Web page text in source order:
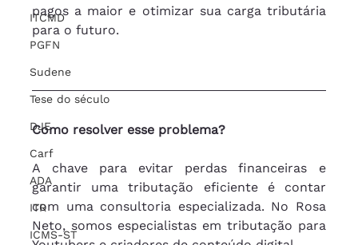
ITCMD
PGFN
Sudene
Tese do século
DJE
Carf
ADA
ITR
ICMS-ST
pagos a maior e otimizar sua carga tributária
para o futuro.
Como resolver esse problema?
A chave para evitar perdas financeiras e
garantir uma tributação eficiente é contar
com uma consultoria especializada. No Rosa
Neto, somos especialistas em tributação para